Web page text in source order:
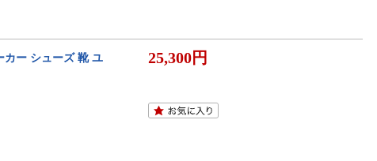
カー シューズ 靴 ユ
25,300円